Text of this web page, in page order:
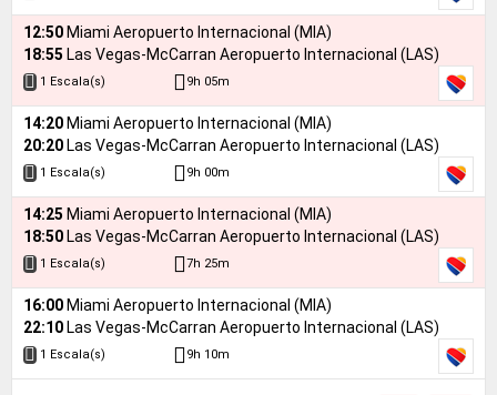
12:50 Miami Aeropuerto Internacional (MIA)
18:55 Las Vegas-McCarran Aeropuerto Internacional (LAS)
1 Escala(s) 9h 05m
14:20 Miami Aeropuerto Internacional (MIA)
20:20 Las Vegas-McCarran Aeropuerto Internacional (LAS)
1 Escala(s) 9h 00m
14:25 Miami Aeropuerto Internacional (MIA)
18:50 Las Vegas-McCarran Aeropuerto Internacional (LAS)
1 Escala(s) 7h 25m
16:00 Miami Aeropuerto Internacional (MIA)
22:10 Las Vegas-McCarran Aeropuerto Internacional (LAS)
1 Escala(s) 9h 10m